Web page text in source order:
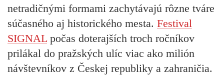
netradičnými formami zachytávajú rôzne tváre
súčasného aj historického mesta. Festival
SIGNAL počas doterajších troch ročníkov
prilákal do pražských ulíc viac ako milión
návštevníkov z Českej republiky a zahraničia.